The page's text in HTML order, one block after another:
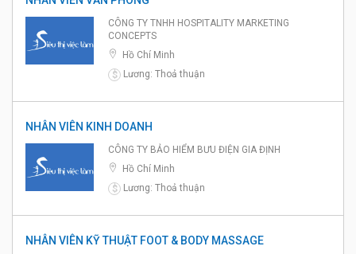
CÔNG TY TNHH HOSPITALITY MARKETING
CONCEPTS
Hồ Chí Minh
$
Lương: Thoả thuận
NHÂN VIÊN KINH DOANH
CÔNG TY BẢO HIỂM BƯU ĐIỆN GIA ĐỊNH
Hồ Chí Minh
$
Lương: Thoả thuận
NHÂN VIÊN KỸ THUẬT FOOT & BODY MASSAGE